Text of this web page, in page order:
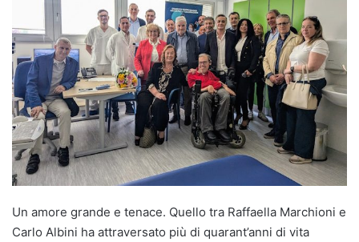
Un amore grande e tenace. Quello tra Raffaella Marchioni e
Carlo Albini ha attraversato più di quarant’anni di vita